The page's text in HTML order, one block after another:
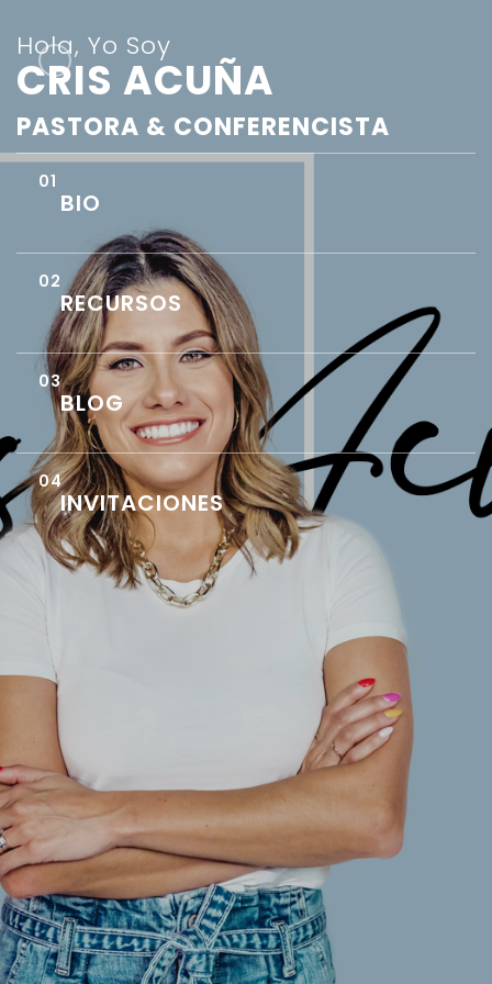
Hola, Yo Soy
CRIS ACUÑA
PASTORA & CONFERENCISTA
BIO
RECURSOS
BLOG
INVITACIONES